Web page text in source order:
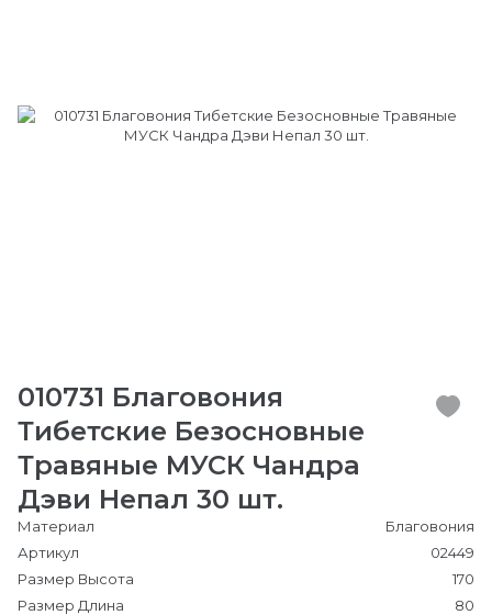
010731 Благовония
Тибетские Безосновные
Травяные МУСК Чандра
Дэви Непал 30 шт.
Материал
Благовония
Артикул
02449
Размер Высота
170
Размер Длина
80